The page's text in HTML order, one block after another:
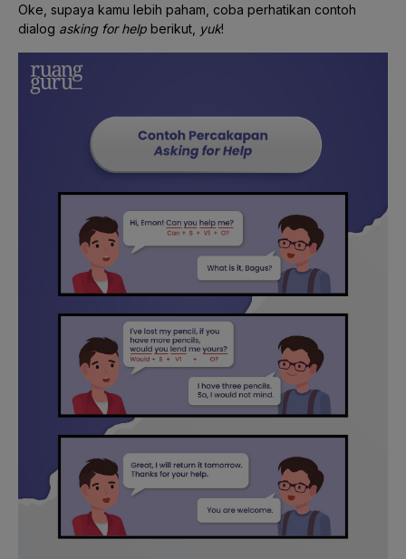
Oke, supaya kamu lebih paham, coba perhatikan contoh
dialog asking for help berikut, yuk!